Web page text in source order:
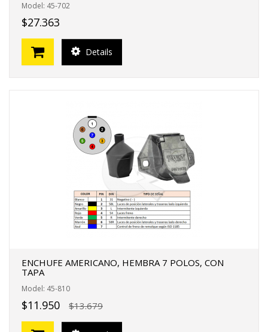
Model: 45-702
$27.363
Details
ENCHUFE AMERICANO, HEMBRA 7 POLOS, CON
TAPA
Model: 45-810
$11.950 $13.679